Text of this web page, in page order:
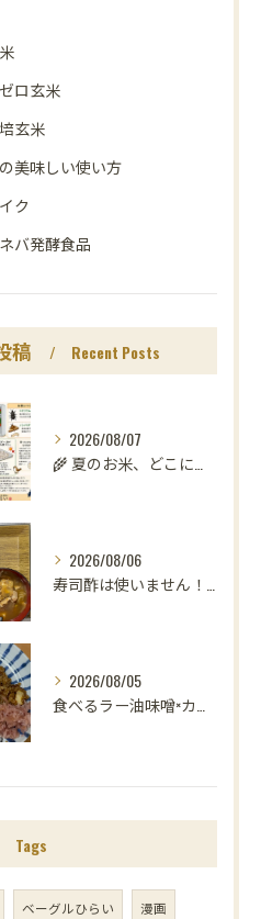
ロ玄米
玄米
美味しい使い方
ク
バ発酵食品
稿 Recent Posts
2026/08/07
🌾 夏のお米、どこに置いていますか？
2026/08/06
寿司酢は使いません！😳
2026/08/05
食べるラー油味噌×カレー！
Tags
ベーグルひらい 漫画